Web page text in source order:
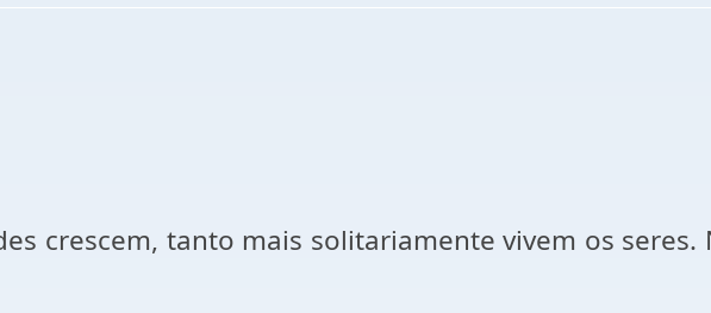
crescem, tanto mais solitariamente vivem os